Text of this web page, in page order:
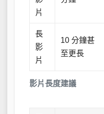
影片長度建議
片
長
影
片
10 分鐘甚
至更長